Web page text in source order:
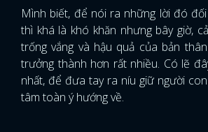
Mình biết, để nói ra những lời đó
thì khá là khó khăn nhưng bây giờ,
trống vắng và hậu quả của bản
trưởng thành hơn rất nhiều. Có lẽ
nhất, để đưa tay ra níu giữ người
tâm toàn ý hướng về.